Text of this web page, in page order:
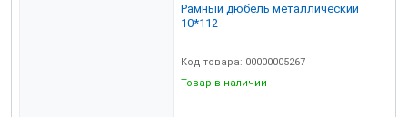
Рамный дюбель металлический
10*112
Код товара: 00000005267
Товар в наличии